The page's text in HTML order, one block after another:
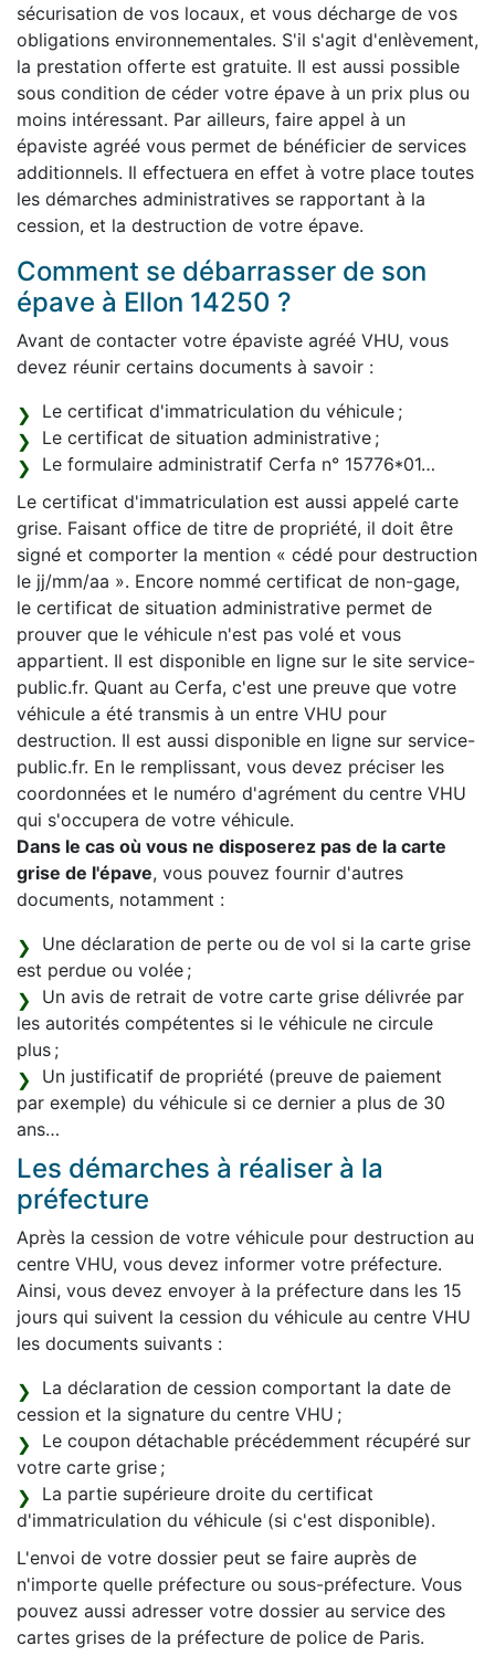
sécurisation de vos locaux, et vous décharge de vos
obligations environnementales. S'il s'agit d'enlèvement,
la prestation offerte est gratuite. Il est aussi possible
sous condition de céder votre épave à un prix plus ou
moins intéressant. Par ailleurs, faire appel à un
épaviste agréé vous permet de bénéficier de services
additionnels. Il effectuera en effet à votre place toutes
les démarches administratives se rapportant à la
cession, et la destruction de votre épave.
Comment se débarrasser de son
épave à Ellon 14250 ?
Avant de contacter votre épaviste agréé VHU, vous
devez réunir certains documents à savoir :
Le certificat d'immatriculation du véhicule ;
Le certificat de situation administrative ;
Le formulaire administratif Cerfa n° 15776*01…
Le certificat d'immatriculation est aussi appelé carte
grise. Faisant office de titre de propriété, il doit être
signé et comporter la mention « cédé pour destruction
le jj/mm/aa ». Encore nommé certificat de non-gage,
le certificat de situation administrative permet de
prouver que le véhicule n'est pas volé et vous
appartient. Il est disponible en ligne sur le site service-
public.fr. Quant au Cerfa, c'est une preuve que votre
véhicule a été transmis à un entre VHU pour
destruction. Il est aussi disponible en ligne sur service-
public.fr. En le remplissant, vous devez préciser les
coordonnées et le numéro d'agrément du centre VHU
qui s'occupera de votre véhicule.
Dans le cas où vous ne disposerez pas de la carte
grise de l'épave, vous pouvez fournir d'autres
documents, notamment :
Une déclaration de perte ou de vol si la carte grise
est perdue ou volée ;
Un avis de retrait de votre carte grise délivrée par
les autorités compétentes si le véhicule ne circule
plus ;
Un justificatif de propriété (preuve de paiement
par exemple) du véhicule si ce dernier a plus de 30
ans…
Les démarches à réaliser à la
préfecture
Après la cession de votre véhicule pour destruction au
centre VHU, vous devez informer votre préfecture.
Ainsi, vous devez envoyer à la préfecture dans les 15
jours qui suivent la cession du véhicule au centre VHU
les documents suivants :
La déclaration de cession comportant la date de
cession et la signature du centre VHU ;
Le coupon détachable précédemment récupéré sur
votre carte grise ;
La partie supérieure droite du certificat
d'immatriculation du véhicule (si c'est disponible).
L'envoi de votre dossier peut se faire auprès de
n'importe quelle préfecture ou sous-préfecture. Vous
pouvez aussi adresser votre dossier au service des
cartes grises de la préfecture de police de Paris.